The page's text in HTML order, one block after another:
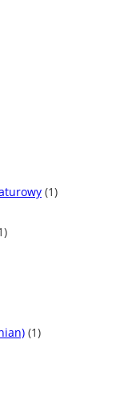
(1)
(1)